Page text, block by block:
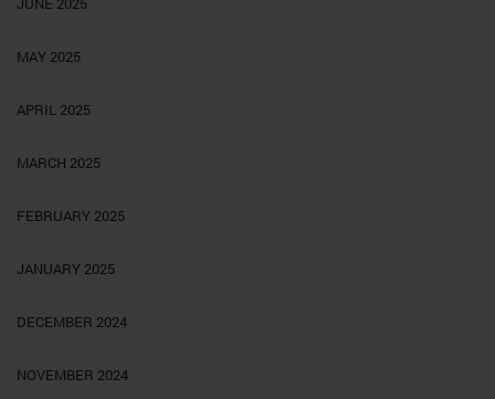
MAY 2025
APRIL 2025
MARCH 2025
FEBRUARY 2025
JANUARY 2025
DECEMBER 2024
NOVEMBER 2024